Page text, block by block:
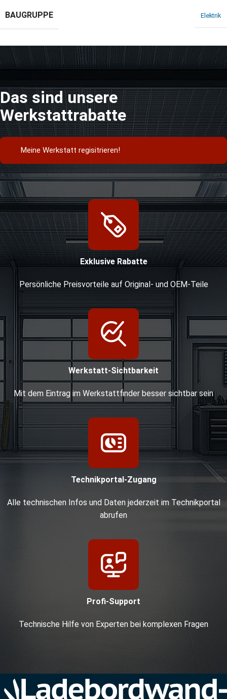
BAUGRUPPE Elektrik
Das sind unsere
Werkstattrabatte
Meine Werkstatt regisitrieren!
Exklusive Rabatte
Persönliche Preisvorteile auf Original- und OEM-Teile
Werkstatt-Sichtbarkeit
Mit dem Eintrag im Werkstattfinder besser sichtbar sein
Technikportal-Zugang
Alle technischen Infos und Daten jederzeit im Technikportal
abrufen
Profi-Support
Technische Hilfe von Experten bei komplexen Fragen